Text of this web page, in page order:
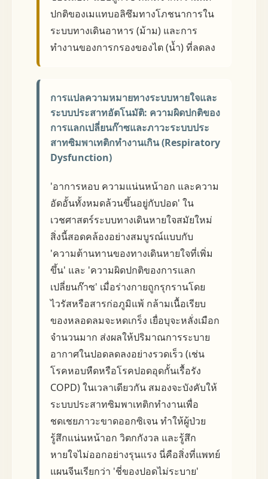
ปกติของเมแทบอลิซึมทางโภชนาการใน
ระบบทางเดินอาหาร (ม้าม) และการ
ทำงานของการกรองของไต (น้ำ) ที่ลดลง
การแปลความหมายทางระบบหายใจและ
ระบบประสาทอัตโนมัติ: ความผิดปกติของ
การแลกเปลี่ยนก๊าซและภาวะระบบประ
สาทซิมพาเทติกทำงานเกิน (Respiratory
Dysfunction)
'อาการหอบ ความแน่นหน้าอก และความ
อัดอั้นทั้งหมดล้วนขึ้นอยู่กับปอด' ใน
เวชศาสตร์ระบบทางเดินหายใจสมัยใหม่
สิ่งนี้สอดคล้องอย่างสมบูรณ์แบบกับ
'ความต้านทานของทางเดินหายใจที่เพิ่ม
ขึ้น' และ 'ความผิดปกติของการแลก
เปลี่ยนก๊าซ' เมื่อร่างกายถูกรุกรานโดย
ไวรัสหรือสารก่อภูมิแพ้ กล้ามเนื้อเรียบ
ของหลอดลมจะหดเกร็ง เยื่อบุจะหลั่งเมือก
จำนวนมาก ส่งผลให้ปริมาณการระบาย
อากาศในปอดลดลงอย่างรวดเร็ว (เช่น
โรคหอบหืดหรือโรคปอดอุดกั้นเรื้อรัง
COPD) ในเวลาเดียวกัน สมองจะบังคับให้
ระบบประสาทซิมพาเทติกทำงานเพื่อ
ชดเชยภาวะขาดออกซิเจน ทำให้ผู้ป่วย
รู้สึกแน่นหน้าอก วิตกกังวล และรู้สึก
หายใจไม่ออกอย่างรุนแรง นี่คือสิ่งที่แพทย์
แผนจีนเรียกว่า 'ชี่ของปอดไม่ระบาย'